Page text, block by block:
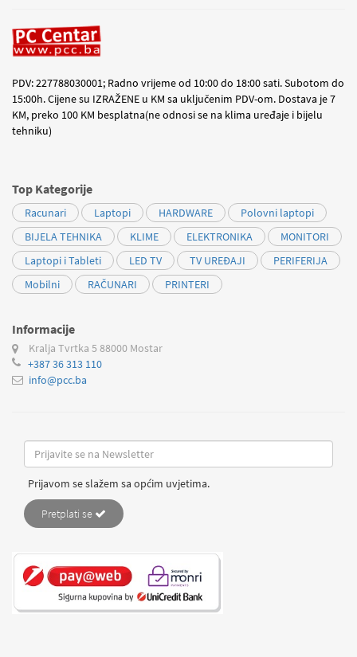
PDV: 227788030001; Radno vrijeme od 10:00 do 18:00 sati. Subotom do
15:00h. Cijene su IZRAŽENE u KM sa uključenim PDV-om. Dostava je 7
KM, preko 100 KM besplatna(ne odnosi se na klima uređaje i bijelu
tehniku)
Top Kategorije
Racunari Laptopi HARDWARE
Polovni laptopi
BIJELA TEHNIKA
KLIME ELEKTRONIKA
MONITORI
Laptopi i Tableti
LED TV TV UREĐAJI
PERIFERIJA
Mobilni
RAČUNARI PRINTERI
Informacije
Kralja Tvrtka 5 88000 Mostar
+387 36 313 110
info@pcc.ba
Prijavom se slažem sa općim uvjetima.
Pretplati se